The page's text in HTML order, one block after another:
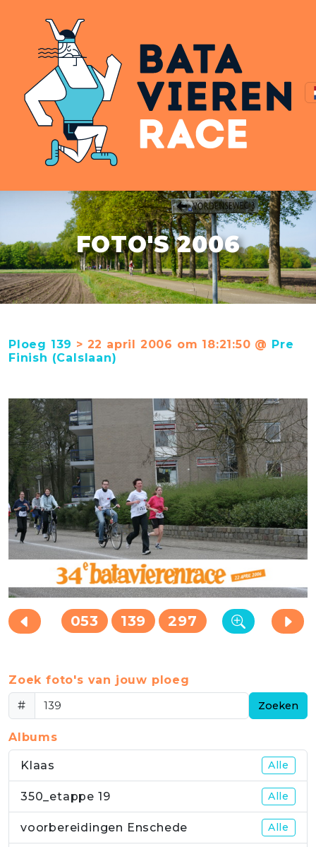
FOTO'S 2006
Ploeg 139 > 22 april 2006 om 18:21:50 @ Pre
Finish (Calslaan)
053 139 297
Zoek foto's van jouw ploeg
#
Zoeken
Albums
Klaas Alle
350_etappe 19 Alle
voorbereidingen Enschede Alle